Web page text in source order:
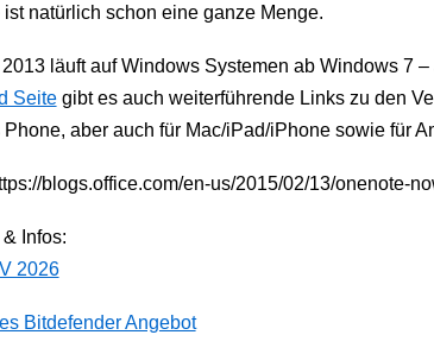
ist natürlich schon eine ganze Menge.
läuft auf Windows Systemen ab Windows 7 –
Seitegibt es auch weiterführende Links zu den
aber auch für Mac/iPad/iPhone sowie für
blogs.office.com/en-us/2015/02/13/onenote-
Infos: